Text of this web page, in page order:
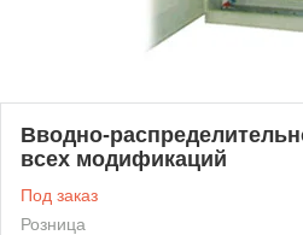
Вводно-
всех модификаций
Под заказ
Розница